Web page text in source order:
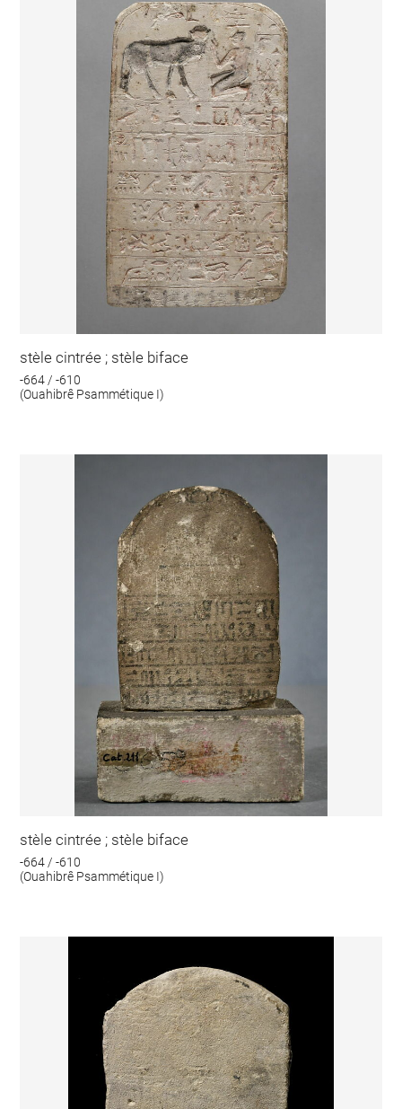
stèle cintrée ; stèle biface
-664 / -610
(Ouahibrê Psammétique I)
stèle cintrée ; stèle biface
-664 / -610
(Ouahibrê Psammétique I)